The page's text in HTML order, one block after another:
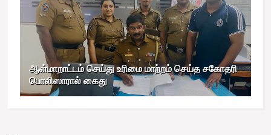
ஆள்மாறாட்டம் செய்து உரிமை மாற்றம் செய்த சகோதரி
பொலிஸாரால் கைது